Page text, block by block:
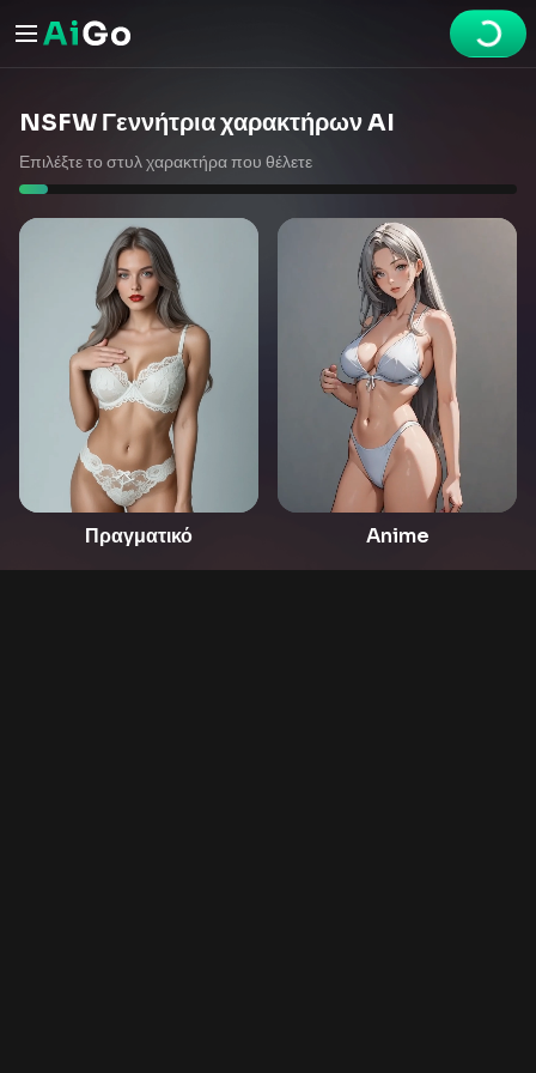
NSFW Γεννήτρια χαρακτήρων AI
Επιλέξτε το στυλ χαρακτήρα που θέλετε
Πραγματικό Anime